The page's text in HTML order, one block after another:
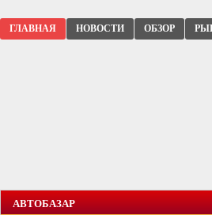
ГЛАВНАЯ НОВОСТИ ОБЗОР
АВТОБАЗАР